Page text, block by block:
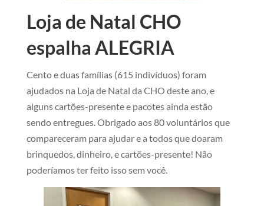
Loja de Natal CHO
espalha ALEGRIA
Cento e duas famílias (615 indivíduos) foram
ajudados na Loja de Natal da CHO deste ano, e
alguns cartões-presente e pacotes ainda estão
sendo entregues. Obrigado aos 80 voluntários que
compareceram para ajudar e a todos que doaram
brinquedos, dinheiro, e cartões-presente! Não
poderíamos ter feito isso sem você.